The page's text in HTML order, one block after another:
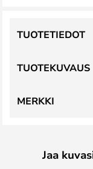
TUOTEKUVAUS
TUOTETIEDOT
MERKKI
Jaa